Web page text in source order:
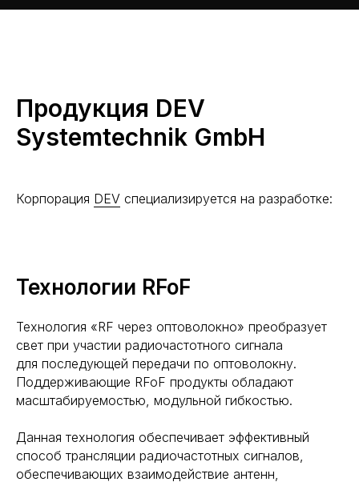
Продукция DEV
Systemtechnik GmbH
Корпорация DEV специализируется на разработке:
Технологии RFoF
Технология «RF через оптоволокно» преобразует
свет при участии радиочастотного сигнала
для последующей передачи по оптоволокну.
Поддерживающие RFoF продукты обладают
масштабируемостью, модульной гибкостью.
Данная технология обеспечивает эффективный
способ трансляции радиочастотных сигналов,
обеспечивающих взаимодействие антенн,